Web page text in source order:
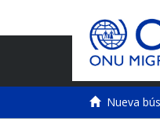
Nueva